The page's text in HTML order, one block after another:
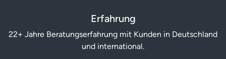
Erfahrung
22+ Jahre Be­ratungs­erfahrung mit Kunden in Deutschland
und international.